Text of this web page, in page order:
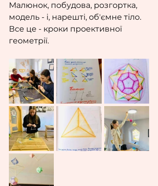
Малюнок, побудова, розгортка,
модель - і, нарешті, обʼємне тіло.
Все це - кроки проективної
геометрії.